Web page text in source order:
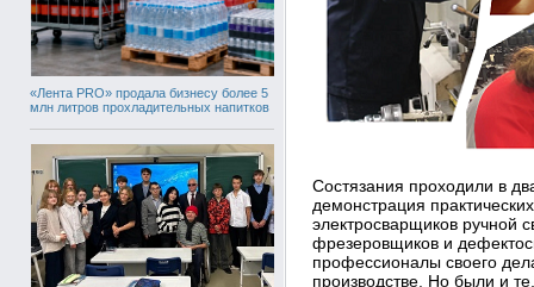
«Лента PRO» продала бизнесу более 5
млн литров прохладительных напитков
Состязания проходили в
демонстрация
электросварщиков ручной
фрезеровщиков и
профессионалы своего
производстве. Но были и